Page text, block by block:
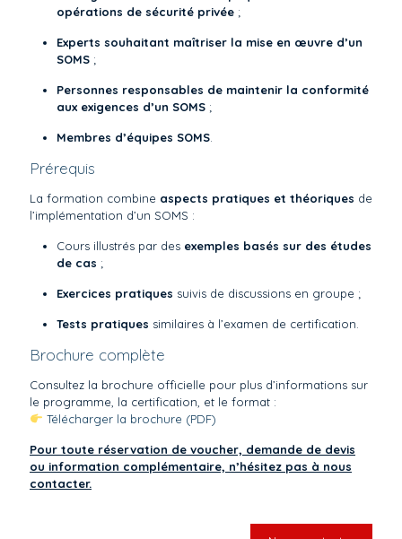
opérations de sécurité privée ;
Experts souhaitant maîtriser la mise en œuvre d’un
SOMS ;
Personnes responsables de maintenir la conformité
aux exigences d’un SOMS ;
Membres d’équipes SOMS
Prérequis
La formation combine aspects pratiques et théoriques de
l’implémentation d’un SOMS :
Cours illustrés par des exemples basés sur des études
de cas ;
Exercices pratiques suivis de discussions en groupe ;
Tests pratiques similaires à l’examen de certification.
Brochure complète
Consultez la brochure officielle pour plus d’informations sur
le programme, la certification, et le format :
Télécharger la brochure (PDF)
Pour toute réservation de voucher, demande de devis
ou information complémentaire, n’hésitez pas à nous
contacter.